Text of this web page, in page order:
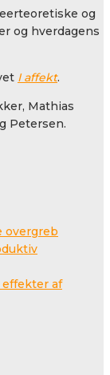
og
og hverdagens
I affekt.
Mathias
Petersen.
overgreb
af